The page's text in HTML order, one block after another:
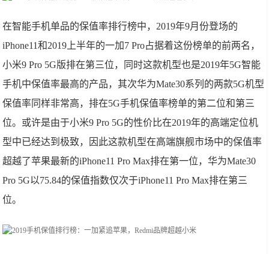
在智能手机单品的保值率排行榜中，2019年9月份登场的
iPhone11和2019上半年的一加7 Pro占据着这份榜单的前两名，
小米9 Pro 5G版排在第三位，同时这款机型也是2019年5G智能
手机中保值率最高的产品，其次华为Mate30系列的两款5G机型
保值率同样非常高，排在5G手机保值率榜单的第二位和第三
位。或许是由于小米9 Pro 5G的性价比在2019年的高端定位机
型中已经达到极致，因此这款机型在高端旗舰市场中的保值率
超越了苹果最新的iPhone11 Pro Max排在第一位，华为Mate30
Pro 5G以75.84的保值指数仅次于iPhone11 Pro Max排在第三
位。